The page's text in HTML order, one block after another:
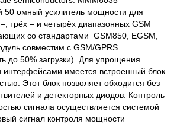
50 омный усилитель мощности для
трёх – и четырёх диапазонных GSM
со стандартами GSM850, EGSM,
совместим с GSM/GPRS
до 50% загрузки). Для упрощения
имеется встроенный блок
Этот блок позволяет обходится без
и детекторных диодов. Контроль
сигнала осуществляется системой
сигнал контроля мощности